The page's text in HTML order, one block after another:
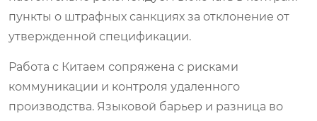
пункты о штрафных санкциях за отклонение от
утвержденной спецификации.
Работа с Китаем сопряжена с рисками
коммуникации и контроля удаленного
производства. Языковой барьер и разница во